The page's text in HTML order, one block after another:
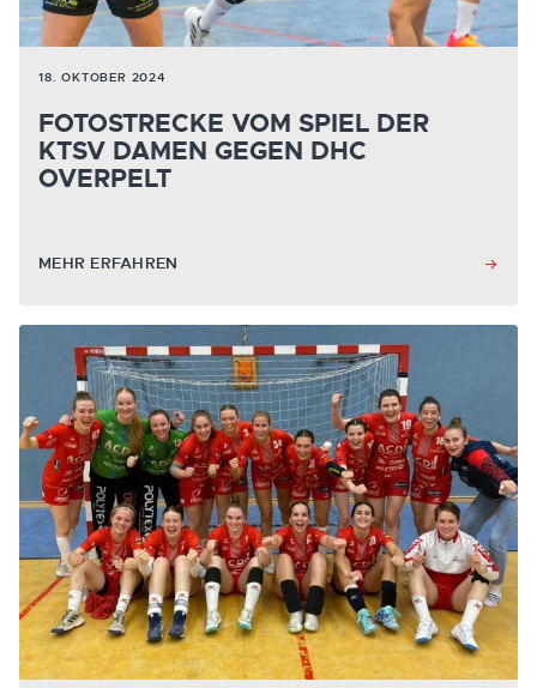
18. OKTOBER 2024
FOTOSTRECKE VOM SPIEL DER
KTSV DAMEN GEGEN DHC
OVERPELT
MEHR ERFAHREN